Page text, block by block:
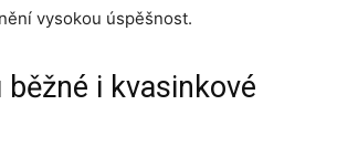
vysokou úspěšnost.
běžné i kvasinkové